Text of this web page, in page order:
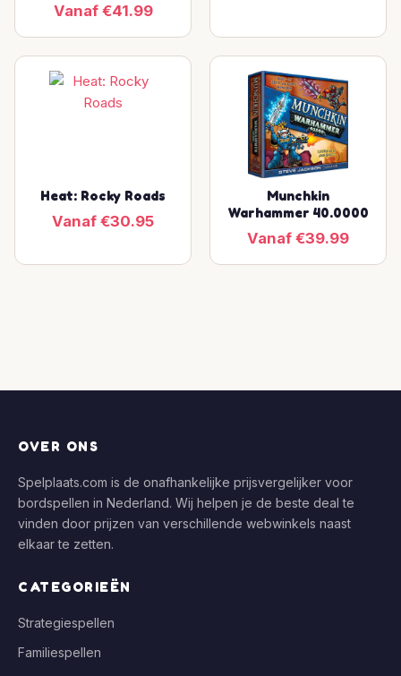
Vanaf €41.99
Heat: Rocky Roads
Vanaf €30.95
Munchkin
Warhammer 40.0000
Vanaf €39.99
OVER ONS
Spelplaats.com is de onafhankelijke prijsvergelijker voor
bordspellen in Nederland. Wij helpen je de beste deal te
vinden door prijzen van verschillende webwinkels naast
elkaar te zetten.
CATEGORIEËN
Strategiespellen
Familiespellen